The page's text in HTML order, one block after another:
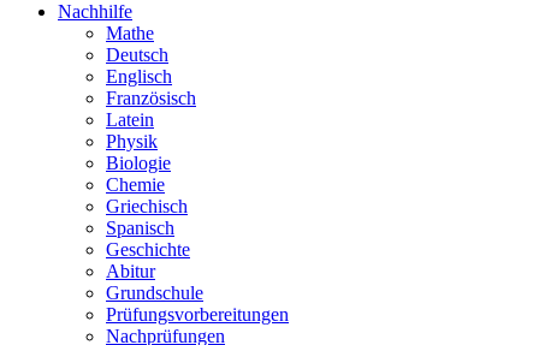
Nachhilfe
Mathe
Deutsch
Englisch
Französisch
Latein
Physik
Biologie
Chemie
Griechisch
Spanisch
Geschichte
Abitur
Grundschule
Prüfungsvorbereitungen
Nachprüfungen